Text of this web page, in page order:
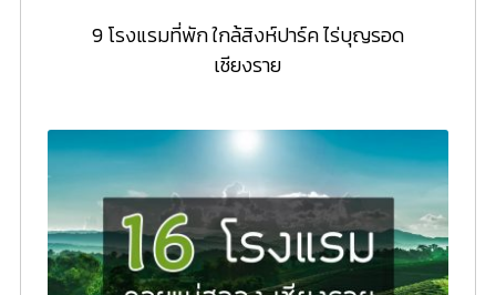
9 โรงแรมที่พัก ใกล้สิงห์ปาร์ค ไร่บุญรอด
เชียงราย